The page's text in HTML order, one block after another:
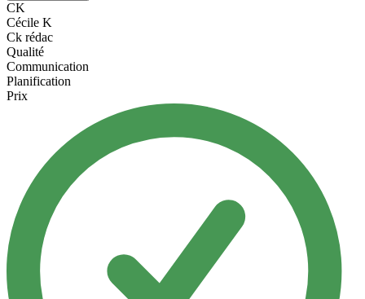
CK
Cécile K
Ck rédac
Qualité
Communication
Planification
Prix